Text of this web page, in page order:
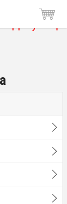
Дякую що